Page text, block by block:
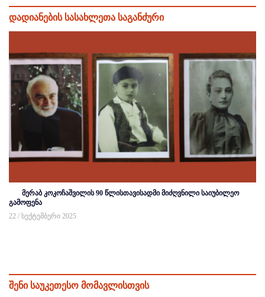
დადიანების სასახლეთა საგანძური
მერაბ კოკოჩაშვილის 90 წლისთავისადმი მიძღვნილი საიუბილეო
გამოფენა
22 / სექტემბერი 2025
შენი საუკეთესო მომავლისთვის